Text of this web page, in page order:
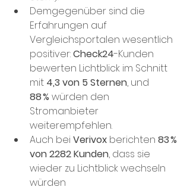
Demgegenüber sind die
Erfahrungen auf
Vergleichsportalen wesentlich
positiver: Check24-Kunden
bewerten Lichtblick im Schnitt
mit 4,3 von 5 Sternen​, und
88 % würden den
Stromanbieter
weiterempfehlen​.
Auch bei Verivox berichten 83 %
von 2282 Kunden, dass sie
wieder zu Lichtblick wechseln
würden​